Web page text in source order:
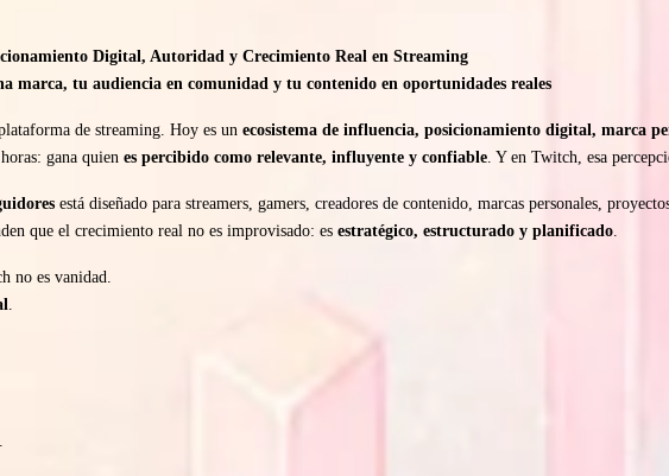
Digital, Autoridad y Crecimiento Real en Streaming
marca, tu audiencia en comunidad y tu contenido en oportunidades reales
de streaming. Hoy es un ecosistema de influencia, posicionamiento digital, marca
gana quien es percibido como relevante, influyente y confiable. Y en Twitch, esa
está diseñado para streamers, gamers, creadores de contenido, marcas personales,
que el crecimiento real no es improvisado: es estratégico, estructurado y planificado.
no es vanidad.
.
.